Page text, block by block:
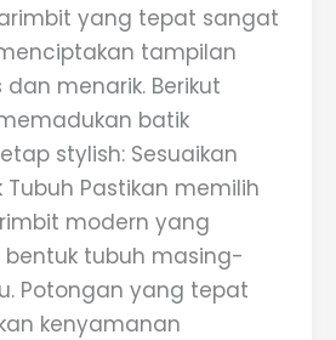
yang tepat sangat
tampilan
menarik. Berikut
batik
stylish: Sesuaikan
Pastikan memilih
modern yang
tubuh masing-
Potongan yang tepat
kenyamanan